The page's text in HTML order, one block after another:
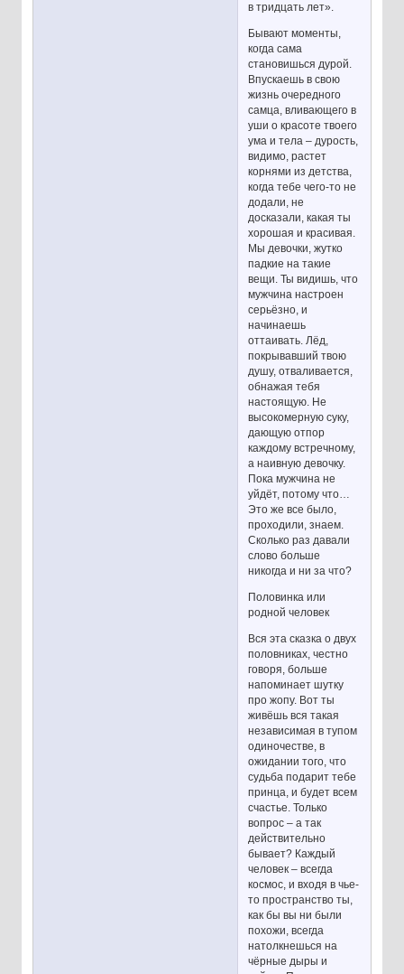
в тридцать лет».
Бывают моменты,
когда сама
становишься дурой.
Впускаешь в свою
жизнь очередного
самца, вливающего в
уши о красоте твоего
ума и тела – дурость,
видимо, растет
корнями из детства,
когда тебе чего-то не
додали, не
досказали, какая ты
хорошая и красивая.
Мы девочки, жутко
падкие на такие
вещи. Ты видишь, что
мужчина настроен
серьёзно, и
начинаешь
оттаивать. Лёд,
покрывавший твою
душу, отваливается,
обнажая тебя
настоящую. Не
высокомерную суку,
дающую отпор
каждому встречному,
а наивную девочку.
Пока мужчина не
уйдёт, потому что…
Это же все было,
проходили, знаем.
Сколько раз давали
слово больше
никогда и ни за что?
Половинка или
родной человек
Вся эта сказка о двух
половниках, честно
говоря, больше
напоминает шутку
про жопу. Вот ты
живёшь вся такая
независимая в тупом
одиночестве, в
ожидании того, что
судьба подарит тебе
принца, и будет всем
счастье. Только
вопрос – а так
действительно
бывает? Каждый
человек – всегда
космос, и входя в чье-
то пространство ты,
как бы вы ни были
похожи, всегда
натолкнешься на
чёрные дыры и